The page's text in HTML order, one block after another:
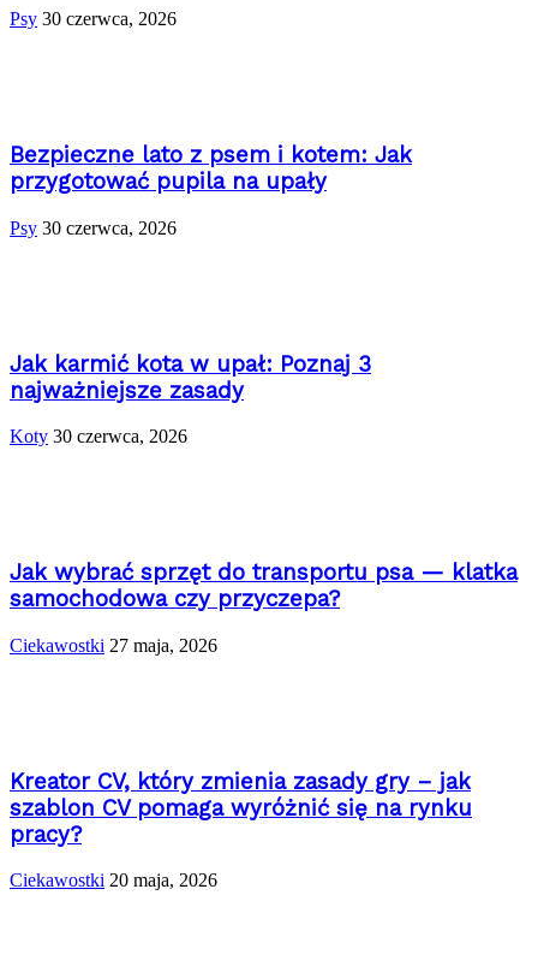
Psy 30 czerwca, 2026
Bezpieczne lato z psem i kotem: Jak
przygotować pupila na upały
Psy 30 czerwca, 2026
Jak karmić kota w upał: Poznaj 3
najważniejsze zasady
Koty 30 czerwca, 2026
Jak wybrać sprzęt do transportu psa — klatka
samochodowa czy przyczepa?
Ciekawostki 27 maja, 2026
Kreator CV, który zmienia zasady gry – jak
szablon CV pomaga wyróżnić się na rynku
pracy?
Ciekawostki 20 maja, 2026